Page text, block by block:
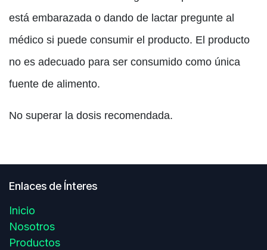
está embarazada o dando de lactar pregunte al
médico si puede consumir el producto. El producto
no es adecuado para ser consumido como única
fuente de alimento.
No superar la dosis recomendada.
Enlaces de Ínteres
Inicio
Nosotros
Productos